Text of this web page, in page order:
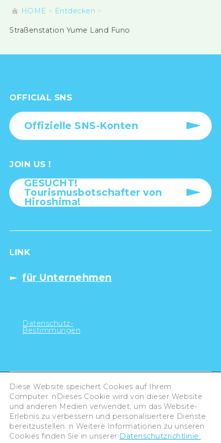
HOME Entdecken
Straßenstation Yume Land Funo
OFFICIAL SNS
Offizielle SNS-Konten
JOIN US !
GESUCHT!
Tourismusbotschafter von
Hiroshima!
LINK
für Unternehmen
Datenschutz-
Bestimmungen
Diese Website speichert Cookies auf Ihrem
Computer. nDieses Cookie wird von dieser Website
und anderen Medien verwendet, um das Website-
Erlebnis zu verbessern und personalisiertere Dienste
bereitzustellen. n Weitere Informationen zu unseren
Cookies finden Sie in unserer Datenschutzrichtlinie .